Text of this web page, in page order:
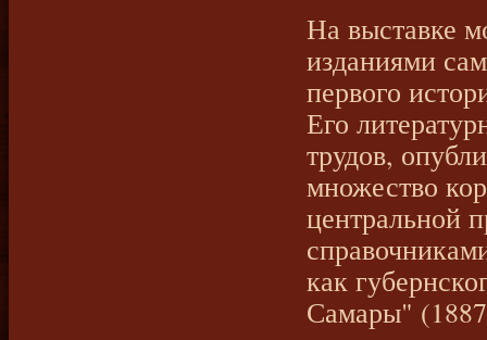
На выставке
изданиями
первого
Его
трудов,
множество
центральной
как
Самары"